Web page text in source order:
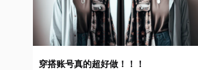
穿搭账号真的超好做！！！